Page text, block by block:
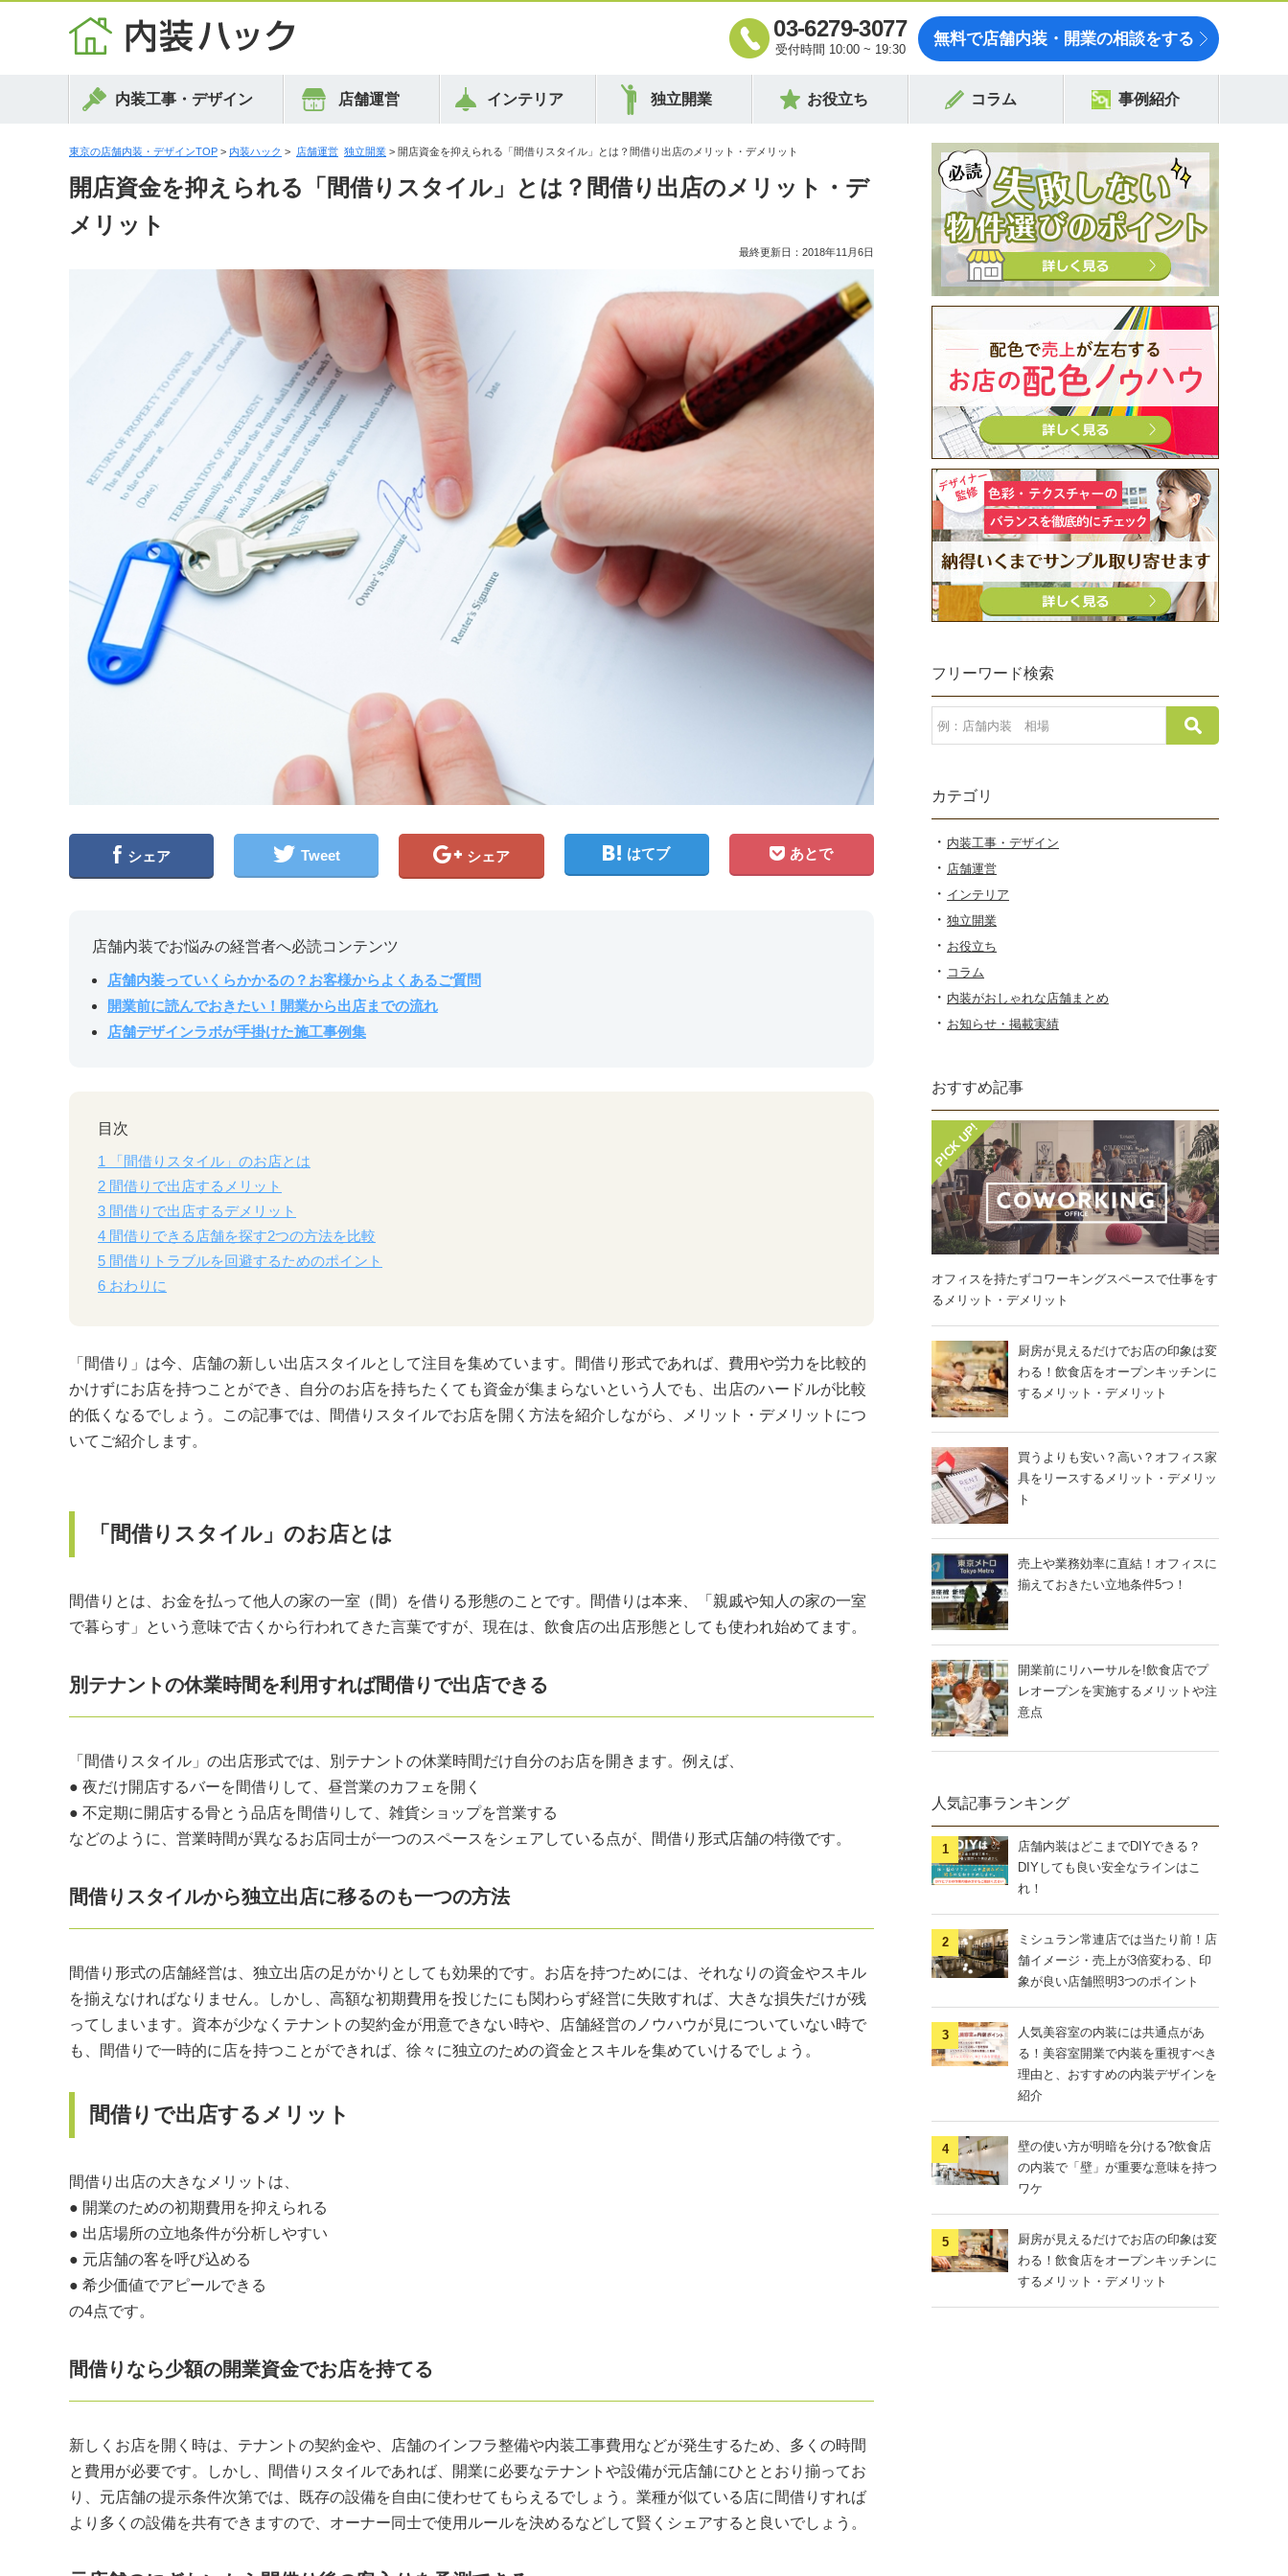
03-6279-3077
受付時間 10:00 ~ 19:30
無料で店舗内装・開業の相談をする
内装工事・デザイン 店舗運営 インテリア 独立開業 お役立ち コラム 事例紹介
東京の店舗内装・デザインTOP > 内装ハック > 店舗運営 独立開業 > 開店資金を抑えられる「間借りスタイル」とは？間借り出店のメリット・デメリット
開店資金を抑えられる「間借りスタイル」とは？間借り出店のメリット・デ
メリット
最終更新日：2018年11月6日
シェア Tweet シェア はてブ あとで
店舗内装でお悩みの経営者へ必読コンテンツ
店舗内装っていくらかかるの？お客様からよくあるご質問
開業前に読んでおきたい！開業から出店までの流れ
店舗デザインラボが手掛けた施工事例集
目次
1
「間借りスタイル」のお店とは
2 間借りで出店するメリット
3 間借りで出店するデメリット
4 間借りできる店舗を探す2つの方法を比較
5 間借りトラブルを回避するためのポイント
6 おわりに
「間借り」は今、店舗の新しい出店スタイルとして注目を集めています。間借り形式であれば、費用や労力を比較的
かけずにお店を持つことができ、自分のお店を持ちたくても資金が集まらないという人でも、出店のハードルが比較
的低くなるでしょう。この記事では、間借りスタイルでお店を開く方法を紹介しながら、メリット・デメリットにつ
いてご紹介します。
「間借りスタイル」のお店とは
間借りとは、お金を払って他人の家の一室（間）を借りる形態のことです。間借りは本来、「親戚や知人の家の一室
で暮らす」という意味で古くから行われてきた言葉ですが、現在は、飲食店の出店形態としても使われ始めてます。
別テナントの休業時間を利用すれば間借りで出店できる
「間借りスタイル」の出店形式では、別テナントの休業時間だけ自分のお店を開きます。例えば、
● 夜だけ開店するバーを間借りして、昼営業のカフェを開く
● 不定期に開店する骨とう品店を間借りして、雑貨ショップを営業する
などのように、営業時間が異なるお店同士が一つのスペースをシェアしている点が、間借り形式店舗の特徴です。
間借りスタイルから独立出店に移るのも一つの方法
間借り形式の店舗経営は、独立出店の足がかりとしても効果的です。お店を持つためには、それなりの資金やスキル
を揃えなければなりません。しかし、高額な初期費用を投じたにも関わらず経営に失敗すれば、大きな損失だけが残
ってしまいます。資本が少なくテナントの契約金が用意できない時や、店舗経営のノウハウが見についていない時で
も、間借りで一時的に店を持つことができれば、徐々に独立のための資金とスキルを集めていけるでしょう。
間借りで出店するメリット
間借り出店の大きなメリットは、
● 開業のための初期費用を抑えられる
● 出店場所の立地条件が分析しやすい
● 元店舗の客を呼び込める
● 希少価値でアピールできる
の4点です。
間借りなら少額の開業資金でお店を持てる
新しくお店を開く時は、テナントの契約金や、店舗のインフラ整備や内装工事費用などが発生するため、多くの時間
と費用が必要です。しかし、間借りスタイルであれば、開業に必要なテナントや設備が元店舗にひととおり揃ってお
り、元店舗の提示条件次第では、既存の設備を自由に使わせてもらえるでしょう。業種が似ている店に間借りすれば
より多くの設備を共有できますので、オーナー同士で使用ルールを決めるなどして賢くシェアすると良いでしょう。
フリーワード検索
カテゴリ
内装工事・デザイン
店舗運営
インテリア
独立開業
お役立ち
コラム
内装がおしゃれな店舗まとめ
お知らせ・掲載実績
おすすめ記事
オフィスを持たずコワーキングスペースで仕事をす
るメリット・デメリット
厨房が見えるだけでお店の印象は変
わる！飲食店をオープンキッチンに
するメリット・デメリット
買うよりも安い？高い？オフィス家
具をリースするメリット・デメリッ
ト
売上や業務効率に直結！オフィスに
揃えておきたい立地条件5つ！
開業前にリハーサルを!飲食店でプ
レオープンを実施するメリットや注
意点
人気記事ランキング
店舗内装はどこまでDIYできる？
DIYしても良い安全なラインはこ
れ！
ミシュラン常連店では当たり前！店
舗イメージ・売上が3倍変わる、印
象が良い店舗照明3つのポイント
人気美容室の内装には共通点があ
る！美容室開業で内装を重視すべき
理由と、おすすめの内装デザインを
紹介
壁の使い方が明暗を分ける?飲食店
の内装で「壁」が重要な意味を持つ
ワケ
厨房が見えるだけでお店の印象は変
わる！飲食店をオープンキッチンに
するメリット・デメリット